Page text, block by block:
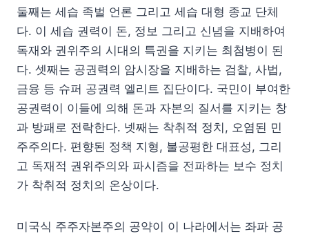
둘째는 세습 족벌 언론 그리고 세습 대형 종교 단체
다. 이 세습 권력이 돈, 정보 그리고 신념을 지배하여
독재와 권위주의 시대의 특권을 지키는 최첨병이 된
다. 셋째는 공권력의 암시장을 지배하는 검찰, 사법,
금융 등 슈퍼 공권력 엘리트 집단이다. 국민이 부여한
공권력이 이들에 의해 돈과 자본의 질서를 지키는 창
과 방패로 전락한다. 넷째는 착취적 정치, 오염된 민
주주의다. 편향된 정책 지형, 불공평한 대표성, 그리
고 독재적 권위주의와 파시즘을 전파하는 보수 정치
가 착취적 정치의 온상이다.
미국식 주주자본주의 공약이 이 나라에서는 좌파 공